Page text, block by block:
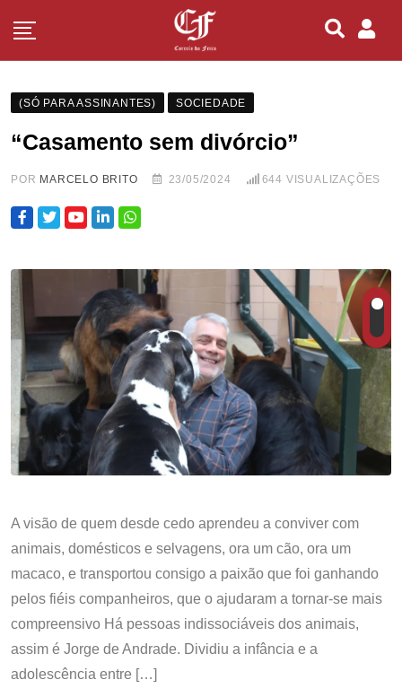
(SÓ PARA ASSINANTES) SOCIEDADE
“Casamento sem divórcio”
POR MARCELO BRITO 23/05/2024 644 VISUALIZAÇÕES
A visão de quem desde cedo aprendeu a conviver com
animais, domésticos e selvagens, ora um cão, ora um
macaco, e transportou consigo a paixão que foi ganhando
pelos fiéis companheiros, que o ajudaram a tornar-se mais
compreensivo Há pessoas indissociáveis dos animais,
assim é Jorge de Andrade. Dividiu a infância e a
adolescência entre […]